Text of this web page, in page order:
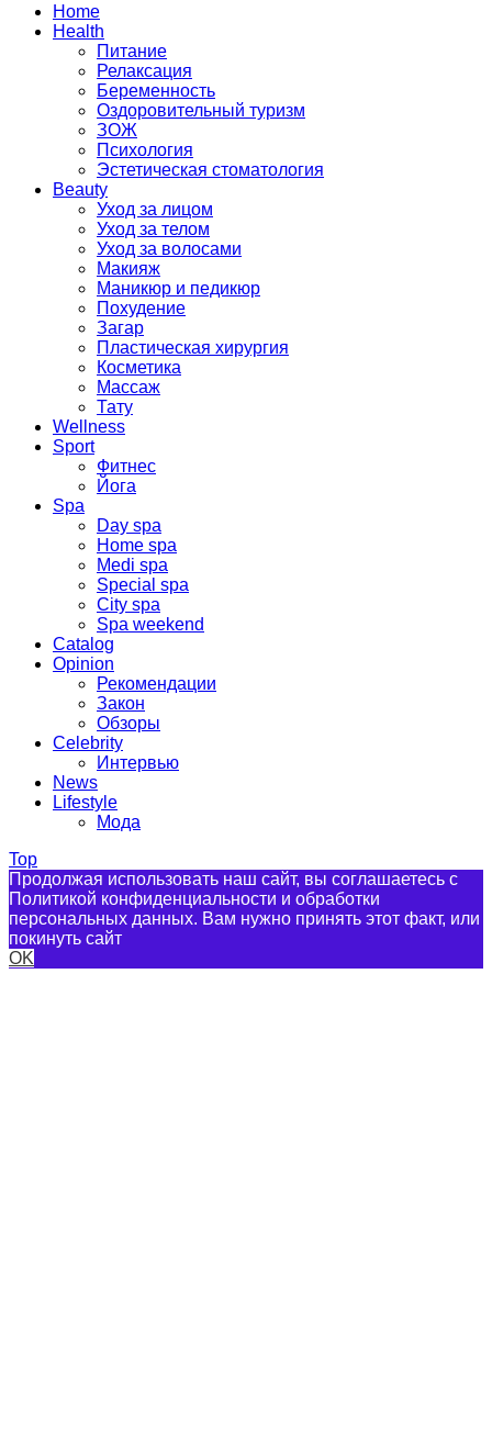
Home
Health
Питание
Релаксация
Беременность
Оздоровительный туризм
ЗОЖ
Психология
Эстетическая стоматология
Beauty
Уход за лицом
Уход за телом
Уход за волосами
Макияж
Маникюр и педикюр
Похудение
Загар
Пластическая хирургия
Косметика
Массаж
Тату
Wellness
Sport
Фитнес
Йога
Spa
Day spa
Home spa
Medi spa
Special spa
City spa
Spa weekend
Catalog
Opinion
Рекомендации
Закон
Обзоры
Celebrity
Интервью
News
Lifestyle
Мода
Top
Продолжая использовать наш сайт, вы соглашаетесь с
Политикой конфиденциальности и обработки
персональных данных. Вам нужно принять этот факт, или
покинуть сайт
OK